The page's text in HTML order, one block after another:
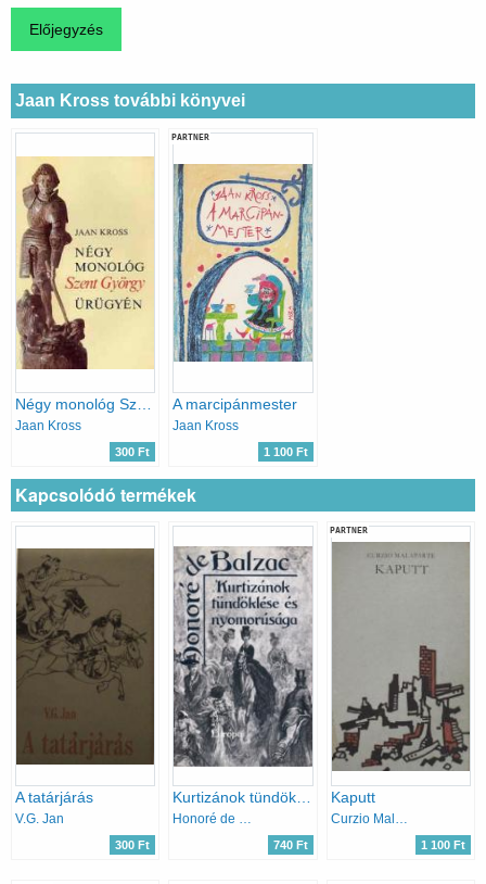
Jaan Kross további könyvei
Négy monológ Szent György ürügyén
Jaan Kross
300 Ft
PARTNER
A marcipánmester
Jaan Kross
1 100 Ft
Kapcsolódó termékek
A tatárjárás
V.G. Jan
300 Ft
Kurtizánok tündöklése és nyomorúsága
Honoré de Balzac
740 Ft
PARTNER
Kaputt
Curzio Malaparte
1 100 Ft